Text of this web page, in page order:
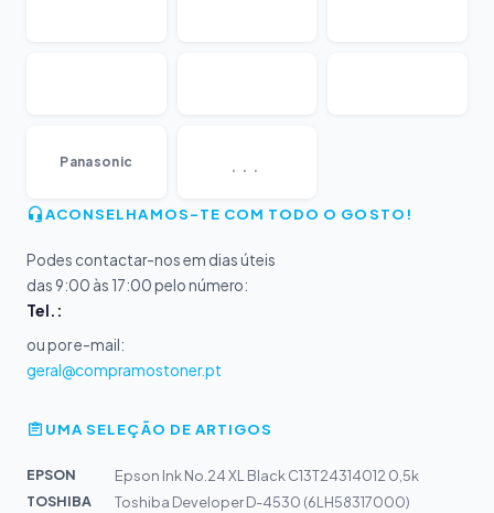
Panasonic ...
ACONSELHAMOS-TE COM TODO O GOSTO!
Podes contactar-nos em dias úteis
das 9:00 às 17:00 pelo número:
Tel.:
ou por e-mail:
geral@compramostoner.pt
UMA SELEÇÃO DE ARTIGOS
EPSON
Epson Ink No.24 XL Black C13T24314012 0,5k
TOSHIBA
Toshiba Developer D-4530 (6LH58317000)